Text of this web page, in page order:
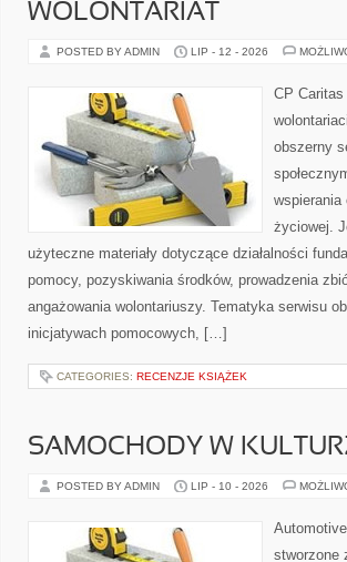
WOLONTARIAT
POSTED BY ADMIN LIP - 12 - 2026
CP
obszerny
życiowej.
użyteczne materiały dotyczące działalności
pomocy, pozyskiwania środków, prowadzenia
angażowania wolontariuszy. Tematyka serwisu
inicjatywach pomocowych, […]
CATEGORIES: RECENZJE KSIĄŻEK
SAMOCHODY W
POSTED BY ADMIN LIP - 10 - 2026
stworzone